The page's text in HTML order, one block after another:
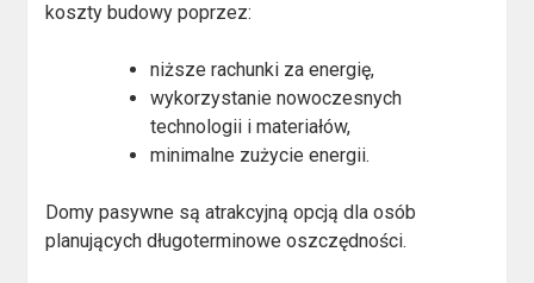
koszty budowy poprzez:
niższe rachunki za energię,
wykorzystanie nowoczesnych
technologii i materiałów,
minimalne zużycie energii.
Domy pasywne są atrakcyjną opcją dla osób
planujących długoterminowe oszczędności.